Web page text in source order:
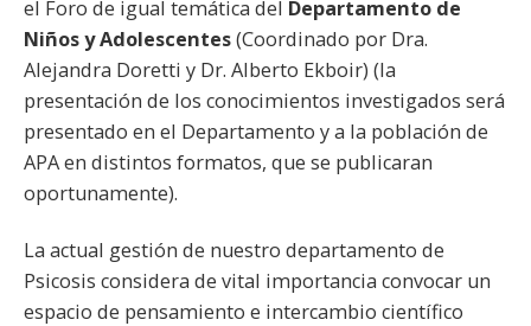
el Foro de igual temática del Departamento de
Niños y Adolescentes(Coordinado por Dra.
Alejandra Doretti y Dr. Alberto Ekboir) (la
presentación de los conocimientos investigados será
presentado en el Departamento y a la población de
APA en distintos formatos, que se publicaran
oportunamente).
La actual gestión de nuestro departamento de
Psicosis considera de vital importancia convocar un
espacio de pensamiento e intercambio científico